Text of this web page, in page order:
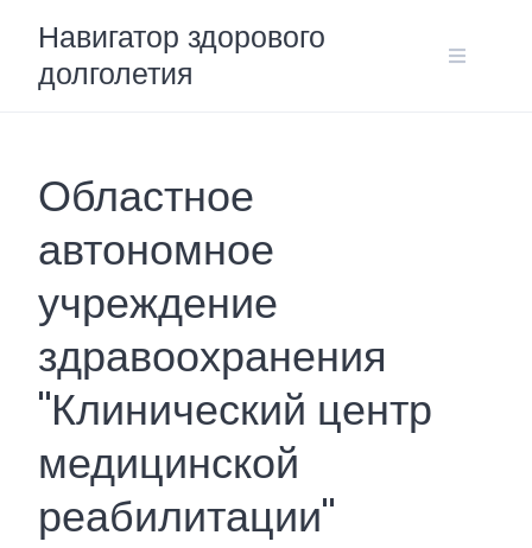
content
Навигатор здорового
долголетия
Областное
автономное
учреждение
здравоохранения
"Клинический центр
медицинской
реабилитации"